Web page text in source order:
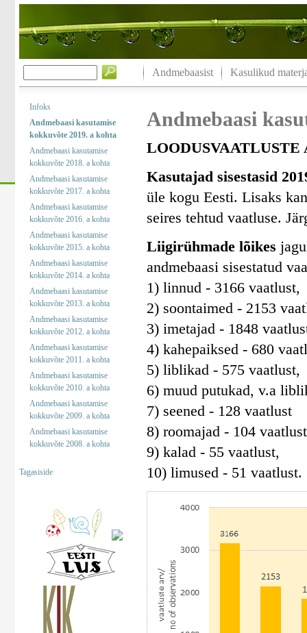
Andmebaasist Kasulikud
Infoks
Andmebaasi kasutamise
kokkuvõte 2019. a kohta
Andmebaasi kasutamise
kokkuvõte 2018. a kohta
Andmebaasi kasutamise
kokkuvõte 2017. a kohta
Andmebaasi kasutamise
kokkuvõte 2016. a kohta
Andmebaasi kasutamise
kokkuvõte 2015. a kohta
Andmebaasi kasutamise
kokkuvõte 2014. a kohta
Andmebaasi kasutamise
kokkuvõte 2013. a kohta
Andmebaasi kasutamise
kokkuvõte 2012. a kohta
Andmebaasi kasutamise
kokkuvõte 2011. a kohta
Andmebaasi kasutamise
kokkuvõte 2010. a kohta
Andmebaasi kasutamise
kokkuvõte 2009. a kohta
Andmebaasi kasutamise
kokkuvõte 2008. a kohta
Tagasiside
Andmebaasi
Kasutajad sisestasid
üle kogu Eesti. Lisaks
seires tehtud vaatluse.
Liigirühmade lõikes
andmebaasi sisestatud
1) linnud - 3166 vaatlust,
2) soontaimed - 2153
3) imetajad - 1848
4) kahepaiksed - 680
5) liblikad - 575 vaatlust,
6) muud putukad, v.a
7) seened - 128 vaatlust
8) roomajad - 104
9) kalad - 55 vaatlust,
10) limused - 51 vaatlust.